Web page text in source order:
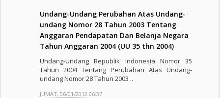
Undang-Undang Perubahan Atas Undang-
undang Nomor 28 Tahun 2003 Tentang
Anggaran Pendapatan Dan Belanja Negara
Tahun Anggaran 2004 (UU 35 thn 2004)
Undang-Undang Republik Indonesia Nomor 35
Tahun 2004 Tentang Perubahan Atas Undang-
undang Nomor 28 Tahun 2003 ..
JUMAT, 06/01/2012 06:37